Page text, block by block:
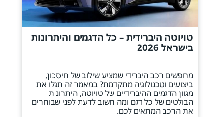
טויוטה היברידית – כל הדגמים והיתרונות
בישראל 2026
מחפשים רכב היברידי שמציע שילוב של חיסכון,
ביצועים וטכנולוגיה מתקדמת? במאמר זה תגלו את
מגוון הדגמים ההיברידיים של טויוטה, היתרונות
הבולטים של כל דגם ומה חשוב לדעת לפני שבוחרים
את הרכב המתאים לכם.